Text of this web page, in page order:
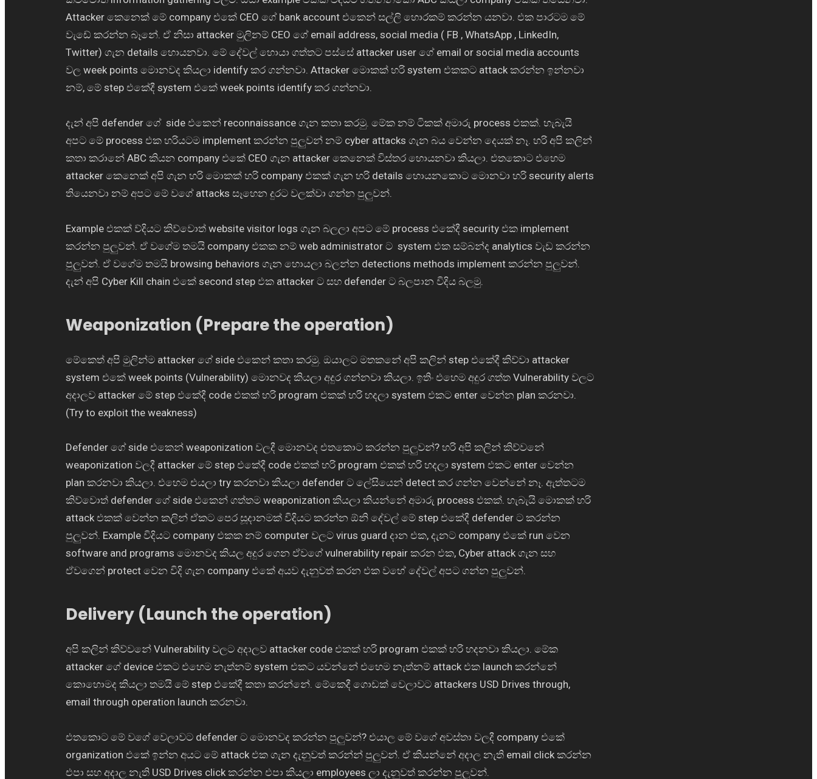
Attacker කෙනෙක් මේ company එකේ CEO ගේ bank account එකෙන් සල්ලි හොරකම් කරන්න යනවා. එක පාරටම මේ
වැඩේ කරන්න බෑනේ. ඒ නිසා attacker මුලිනම් CEO ගේ email address, social media ( FB , WhatsApp , LinkedIn,
Twitter) ගැන details හොයනවා. මේ දේවල් හොයා ගත්තට පස්සේ attacker user ගේ email or social media accounts
වල week points මොනවද කියලා identify කර ගන්නවා. Attacker මොකක් හරි system එකකට attack කරන්න ඉන්නවා
නම්, මේ step එකේදී system එකේ week points identify කර ගන්නවා.
දැන් අපි defender ගේ side එකෙන් reconnaissance ගැන කතා කරමු. මේක නම් ටිකක් අමාරු process එකක්. හැබැයි
අපට මේ process එක හරියටම implement කරන්න පුලුවන් නම් cyber attacks ගැන බය වෙන්න දෙයක් නෑ. හරි අපි කලින්
කතා කරානේ ABC කියන company එකේ CEO ගැන attacker කෙනෙක් විස්තර හොයනවා කියලා. එතකොට එහෙම
attacker කෙනෙක් අපි ගැන හරි මොකක් හරි company එකක් ගැන හරි details හොයනකොට මොනවා හරි security alerts
තියෙනවා නම් අපට මේ වගේ attacks සෑහෙන දුරට වලක්වා ගන්න පුලුවන්.
Example එකක් ව්දියට කිව්වොත් website visitor logs ගැන බලලා අපට මේ process එකේදී security එක implement
කරන්න පුලුවන්. ඒ වගේම තමයි company එකක නම් web administrator ට system එක සම්බන්ද analytics වැඩ කරන්න
පුලුවන්. ඒ වගේම තමයි browsing behaviors ගැන හොයලා බලන්න detections methods implement කරන්න පුලුවන්.
දැන් අපි Cyber Kill chain එකේ second step එක attacker ට සහ defender ට බලපාන විදිය බලමු.
Weaponization (Prepare the operation)
මේකෙත් අපි මුලින්ම attacker ගේ side එකෙන් කතා කරමු. ඔයාලට මතකනේ අපි කලින් step එකේදී කිව්වා attacker
system එකේ week points (Vulnerability) මොනවද කියලා අදුර ගන්නවා කියලා. ඉතිං එහෙම අදුර ගත්ත Vulnerability වලට
අදාලව attacker මේ step එකේදී code එකක් හරි program එකක් හරි හදලා system එකට enter වෙන්න plan කරනවා.
(Try to exploit the weakness)
Defender ගේ side එකෙන් weaponization වලදී මොනවද එතකොට කරන්න පුලුවන්? හරි අපි කලින් කිව්වනේ
weaponization වලදී attacker මේ step එකේදී code එකක් හරි program එකක් හරි හදලා system එකට enter වෙන්න
plan කරනවා කියලා. එහෙම එයලා try කරනවා කියලා defender ට ලේසියෙන් detect කර ගන්න වෙන්නේ නෑ. ඇත්තටම
කිව්වොත් defender ගේ side එකෙන් ගත්තම weaponization කියලා කියන්නේ අමාරු process එකක්. හැබැයි මොකක් හරි
attack එකක් වෙන්න කලින් ඒකට පෙර සූදානමක් විදියට කරන්න ඕනි දේවල් මේ step එකේදී defender ට කරන්න
පුලුවන්. Example විදියට company එකක නම් computer වලට virus guard දාන එක, දැනට company එකේ run වෙන
software and programs මොනවද කියල අදුර ගෙන ඒවගේ vulnerability repair කරන එක, Cyber attack ගැන සහ
ඒවගෙන් protect වෙන විදි ගැන company එකේ අයව දැනුවත් කරන එක වහේ දේවල් අපට ගන්න පුලුවන්.
Delivery (Launch the operation)
අපි කලින් කිව්වනේ Vulnerability වලට අදාලව attacker code එකක් හරි program එකක් හරි හදනවා කියලා. මේක
attacker ගේ device එකට එහෙම නැත්නම් system එකට යවන්නේ එහෙම නැත්නම් attack එක launch කරන්නේ
කොහොමද කියලා තමයි මේ step එකේදී කතා කරන්නේ. මේකෙදී ගොඩක් වෙලාවට attackers USD Drives through,
email through operation launch කරනවා.
එතකොට මේ වගේ වෙලාවට defender ට මොනවද කරන්න පුලුවන්? එයාල මේ වගේ අවස්තා වලදී company එකේ
organization එකේ ඉන්න අයට මේ attack එක ගැන දැනුවත් කරන්න් පුලුවන්. ඒ කියන්නේ අදාල නැති email click කරන්න
එපා සහ අදාල නැති USD Drives click කරන්න එපා කියලා employees ලා දැනුවත් කරන්න පුලුවන්.